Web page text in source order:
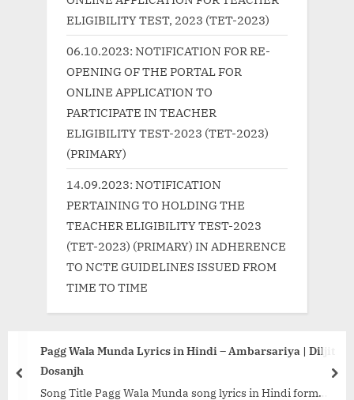
ELIGIBILITY TEST, 2023 (TET-2023)
06.10.2023: NOTIFICATION FOR RE-
OPENING OF THE PORTAL FOR
ONLINE APPLICATION TO
PARTICIPATE IN TEACHER
ELIGIBILITY TEST-2023 (TET-2023)
(PRIMARY)
14.09.2023: NOTIFICATION
PERTAINING TO HOLDING THE
TEACHER ELIGIBILITY TEST-2023
(TET-2023) (PRIMARY) IN ADHERENCE
TO NCTE GUIDELINES ISSUED FROM
TIME TO TIME
Pagg Wala Munda Lyrics in Hindi – Ambarsariya | Diljit
Dosanjh
Song Title Pagg Wala Munda song lyrics in Hindi form
prev